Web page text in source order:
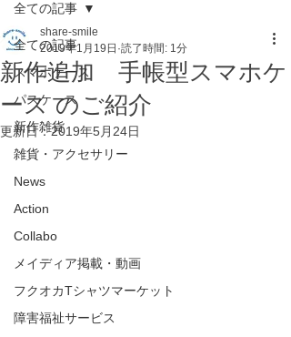
全ての記事
スマホケース
パスケース
新作雑貨
雑貨・アクセサリー
News
Action
Collabo
メイディア掲載・動画
フクオカTシャツマーケット
障害福祉サービス
全ての記事
新作追加 手帳型スマホケ
ース のご紹介
share-smile
2019年1月19日 読了時間: 1分
更新日：2019年5月24日